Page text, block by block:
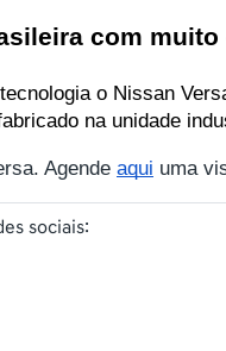
com
o Nissan
na unidade
Agende aqui uma
sociais: